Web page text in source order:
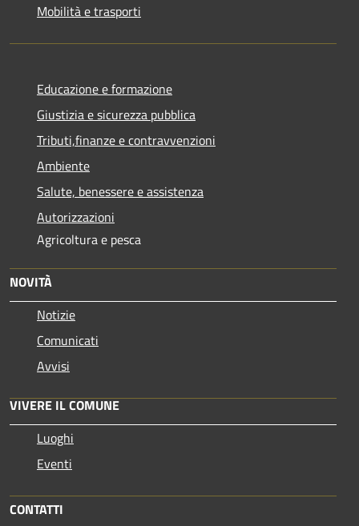
Mobilità e trasporti
Educazione e formazione
Giustizia e sicurezza pubblica
Tributi,finanze e contravvenzioni
Ambiente
Salute, benessere e assistenza
Autorizzazioni
Agricoltura e pesca
NOVITÀ
Notizie
Comunicati
Avvisi
VIVERE IL COMUNE
Luoghi
Eventi
CONTATTI